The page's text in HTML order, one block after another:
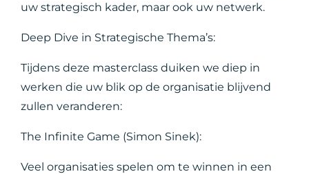
uw strategisch kader, maar ook uw netwerk.
Deep Dive in Strategische Thema’s:
Tijdens deze masterclass duiken we diep in
werken die uw blik op de organisatie blijvend
zullen veranderen:
The Infinite Game (Simon Sinek):
Veel organisaties spelen om te winnen in een